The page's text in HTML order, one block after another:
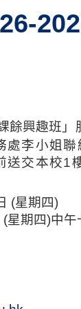
餘興趣班
李小姐聯
送交本校1
(星期四)
(星期四)中午